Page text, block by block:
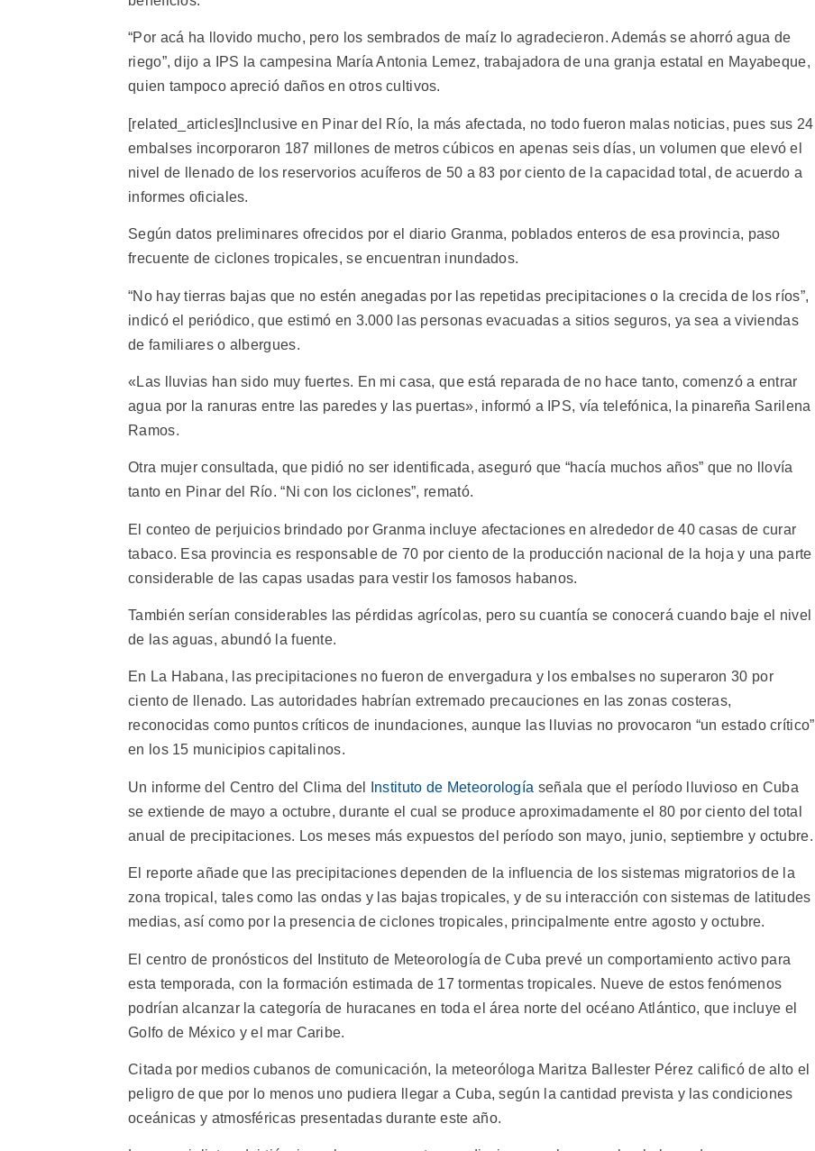
“Por acá ha llovido mucho, pero los sembrados de maíz lo agradecieron. Además se ahorró agua de
riego”, dijo a IPS la campesina María Antonia Lemez, trabajadora de una granja estatal en Mayabeque,
quien tampoco apreció daños en otros cultivos.
[related_articles]Inclusive en Pinar del Río, la más afectada, no todo fueron malas noticias, pues sus 24
embalses incorporaron 187 millones de metros cúbicos en apenas seis días, un volumen que elevó el
nivel de llenado de los reservorios acuíferos de 50 a 83 por ciento de la capacidad total, de acuerdo a
informes oficiales.
Según datos preliminares ofrecidos por el diario Granma, poblados enteros de esa provincia, paso
frecuente de ciclones tropicales, se encuentran inundados.
“No hay tierras bajas que no estén anegadas por las repetidas precipitaciones o la crecida de los ríos”,
indicó el periódico, que estimó en 3.000 las personas evacuadas a sitios seguros, ya sea a viviendas
de familiares o albergues.
«Las lluvias han sido muy fuertes. En mi casa, que está reparada de no hace tanto, comenzó a entrar
agua por la ranuras entre las paredes y las puertas», informó a IPS, vía telefónica, la pinareña Sarilena
Ramos.
Otra mujer consultada, que pidió no ser identificada, aseguró que “hacía muchos años” que no llovía
tanto en Pinar del Río. “Ni con los ciclones”, remató.
El conteo de perjuicios brindado por Granma incluye afectaciones en alrededor de 40 casas de curar
tabaco. Esa provincia es responsable de 70 por ciento de la producción nacional de la hoja y una parte
considerable de las capas usadas para vestir los famosos habanos.
También serían considerables las pérdidas agrícolas, pero su cuantía se conocerá cuando baje el nivel
de las aguas, abundó la fuente.
En La Habana, las precipitaciones no fueron de envergadura y los embalses no superaron 30 por
ciento de llenado. Las autoridades habrían extremado precauciones en las zonas costeras,
reconocidas como puntos críticos de inundaciones, aunque las lluvias no provocaron “un estado crítico”
en los 15 municipios capitalinos.
Un informe del Centro del Clima del Instituto de Meteorología señala que el período lluvioso en Cuba
se extiende de mayo a octubre, durante el cual se produce aproximadamente el 80 por ciento del total
anual de precipitaciones. Los meses más expuestos del período son mayo, junio, septiembre y octubre.
El reporte añade que las precipitaciones dependen de la influencia de los sistemas migratorios de la
zona tropical, tales como las ondas y las bajas tropicales, y de su interacción con sistemas de latitudes
medias, así como por la presencia de ciclones tropicales, principalmente entre agosto y octubre.
El centro de pronósticos del Instituto de Meteorología de Cuba prevé un comportamiento activo para
esta temporada, con la formación estimada de 17 tormentas tropicales. Nueve de estos fenómenos
podrían alcanzar la categoría de huracanes en toda el área norte del océano Atlántico, que incluye el
Golfo de México y el mar Caribe.
Citada por medios cubanos de comunicación, la meteoróloga Maritza Ballester Pérez calificó de alto el
peligro de que por lo menos uno pudiera llegar a Cuba, según la cantidad prevista y las condiciones
oceánicas y atmosféricas presentadas durante este año.